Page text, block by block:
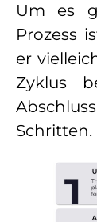
Um es
Prozess
er
Zyklus
Schritten.